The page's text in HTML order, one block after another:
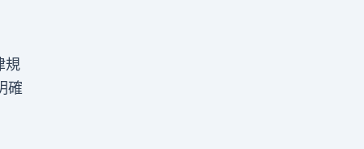
規
確